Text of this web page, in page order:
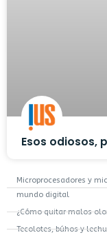
Esos odiosos,
Microprocesadores y
mundo digital
¿Cómo quitar malos
Tecolotes, búhos y